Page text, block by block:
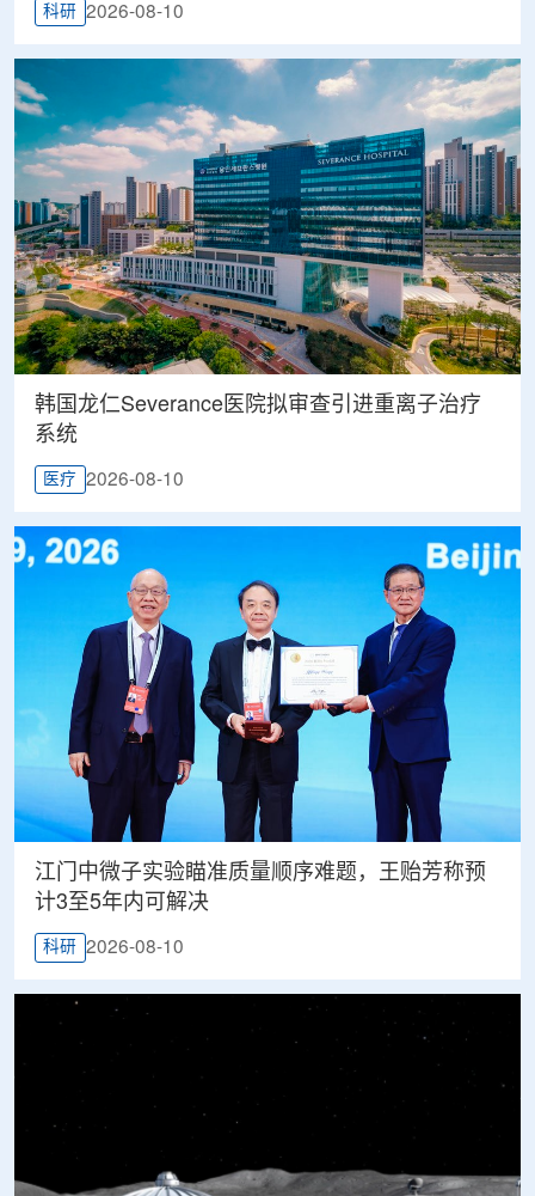
科研 2026-08-10
韩国龙仁Severance医院拟审查引进重离子治疗
系统
医疗 2026-08-10
江门中微子实验瞄准质量顺序难题，王贻芳称预
计3至5年内可解决
科研 2026-08-10